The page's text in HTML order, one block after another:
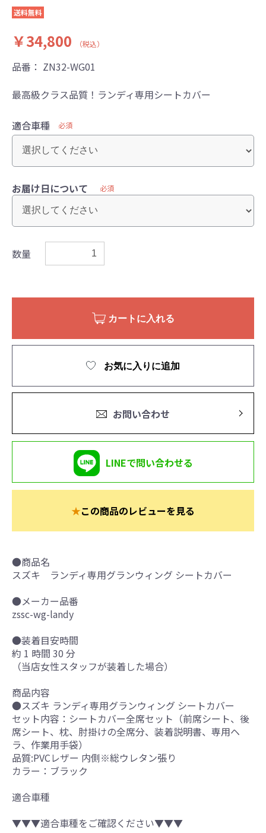
送料無料
￥34,800 （税込）
品番： ZN32-WG01
最高級クラス品質！ランディ専用シートカバー
適合車種 必須
お届け日について 必須
数量
カートに入れる
お気に入りに追加
お問い合わせ
LINEで問い合わせる
★この商品のレビューを見る
●商品名
スズキ ランディ専用グランウィング シートカバー
●メーカー品番
zssc-wg-landy
●装着目安時間
約 1 時間 30 分
（当店女性スタッフが装着した場合）
商品内容
●スズキ ランディ専用グランウィング シートカバー
セット内容：シートカバー全席セット（前席シート、後
席シート、枕、肘掛けの全席分、装着説明書、専用ヘ
ラ、作業用手袋）
品質:PVCレザー 内側※総ウレタン張り
カラー：ブラック
適合車種
▼▼▼適合車種をご確認ください▼▼▼